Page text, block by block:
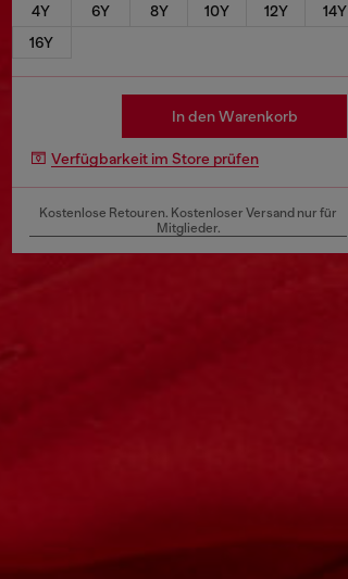
4Y 6Y 8Y 10Y 12Y
14Y
16Y
In den Warenkorb
Verfügbarkeit im Store prüfen
Kostenlose Retouren. Kostenloser Versand nur für
Mitglieder.